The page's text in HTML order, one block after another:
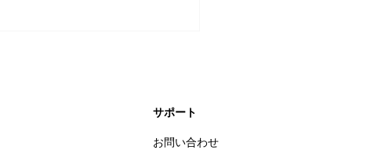
​サポート
お問い合わせ